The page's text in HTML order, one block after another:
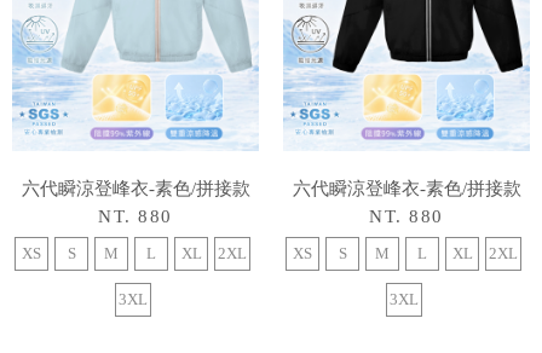
六代瞬涼登峰衣-素色/拼接款
NT. 880
XS S M L XL 2XL
3XL
六代瞬涼登峰衣-素色/拼接款
NT. 880
XS S M L XL 2XL
3XL